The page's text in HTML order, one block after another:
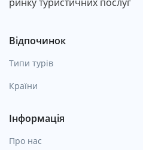
Відпочинок
Типи турів
Країни
Інформація
Про нас